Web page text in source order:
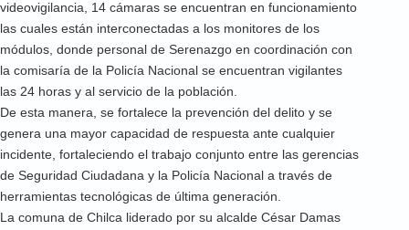
videovigilancia, 14 cámaras se encuentran en funcionamiento
las cuales están interconectadas a los monitores de los
módulos, donde personal de Serenazgo en coordinación con
la comisaría de la Policía Nacional se encuentran vigilantes
las 24 horas y al servicio de la población.
De esta manera, se fortalece la prevención del delito y se
genera una mayor capacidad de respuesta ante cualquier
incidente, fortaleciendo el trabajo conjunto entre las gerencias
de Seguridad Ciudadana y la Policía Nacional a través de
herramientas tecnológicas de última generación.
La comuna de Chilca liderado por su alcalde César Damas